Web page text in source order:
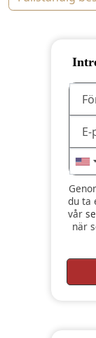
Genom att skicka in detta formulär vill
du ta
vår
när